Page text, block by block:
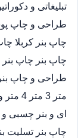
تبلیغاتی و
طراحی و چاپ
چاپ بنر کربلا
چاپ بنر چاپ
ای و بنر چسبی